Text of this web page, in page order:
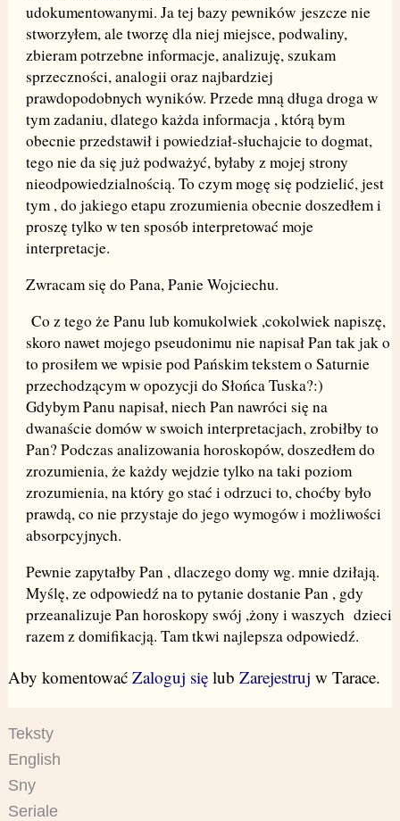
udokumentowanymi. Ja tej bazy pewników jeszcze nie
stworzyłem, ale tworzę dla niej miejsce, podwaliny,
zbieram potrzebne informacje, analizuję, szukam
sprzeczności, analogii oraz najbardziej
prawdopodobnych wyników. Przede mną długa droga w
tym zadaniu, dlatego każda informacja , którą bym
obecnie przedstawił i powiedział-słuchajcie to dogmat,
tego nie da się już podważyć, byłaby z mojej strony
nieodpowiedzialnością. To czym mogę się podzielić, jest
tym , do jakiego etapu zrozumienia obecnie doszedłem i
proszę tylko w ten sposób interpretować moje
interpretacje.
Zwracam się do Pana, Panie Wojciechu.
Co z tego że Panu lub komukolwiek ,cokolwiek napiszę,
skoro nawet mojego pseudonimu nie napisał Pan tak jak o
to prosiłem we wpisie pod Pańskim tekstem o Saturnie
przechodzącym w opozycji do Słońca Tuska?:)
Gdybym Panu napisał, niech Pan nawróci się na
dwanaście domów w swoich interpretacjach, zrobiłby to
Pan? Podczas analizowania horoskopów, doszedłem do
zrozumienia, że każdy wejdzie tylko na taki poziom
zrozumienia, na który go stać i odrzuci to, choćby było
prawdą, co nie przystaje do jego wymogów i możliwości
absorpcyjnych.
Pewnie zapytałby Pan , dlaczego domy wg. mnie dziłają.
Myślę, ze odpowiedź na to pytanie dostanie Pan , gdy
przeanalizuje Pan horoskopy swój ,żony i waszych dzieci
razem z domifikacją. Tam tkwi najlepsza odpowiedź.
Aby komentować Zaloguj sięlub Zarejestruj w Tarace.
Teksty
English
Sny
Seriale